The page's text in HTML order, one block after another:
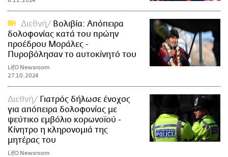
Διεθνή
Βολιβία: Απόπειρα
δολοφονίας κατά του πρώην
προέδρου Μοράλες -
Πυροβόλησαν το αυτοκίνητό του
LifO Newsroom
27.10.2024
Διεθνή
Γιατρός δήλωσε ένοχος
για απόπειρα δολοφονίας με
ψεύτικο εμβόλιο κορωνοϊού -
Κίνητρο η κληρονομιά της
μητέρας του
LifO Newsroom